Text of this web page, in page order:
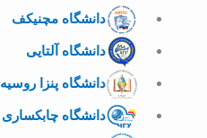
دانشگاه مچنیکف
دانشگاه آلتایی
دانشگاه پنزا روسیه
دانشگاه چابکساری